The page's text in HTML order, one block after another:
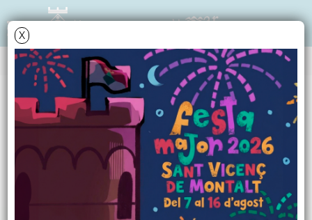
X
TRIBUNA POLÍTICA
PSC
Article PSC - Gener